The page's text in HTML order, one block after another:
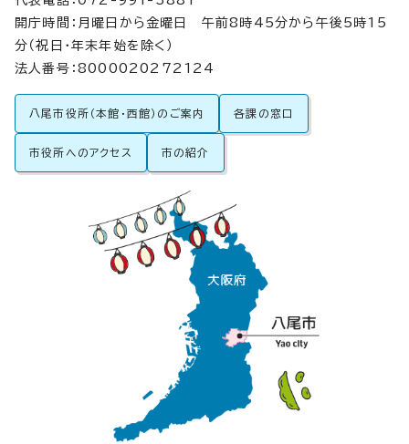
開庁時間：月曜日から金曜日 午前8時45分から午後5時15
分（祝日・年末年始を除く）
法人番号：8000020272124
八尾市役所（本館・西館）のご案内 各課の窓口
市役所へのアクセス 市の紹介